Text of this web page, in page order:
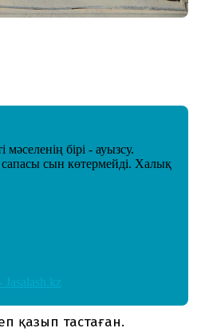
мәселенің бірі - ауызсу.
сын көтермейді. Халық
қазып тастаған.